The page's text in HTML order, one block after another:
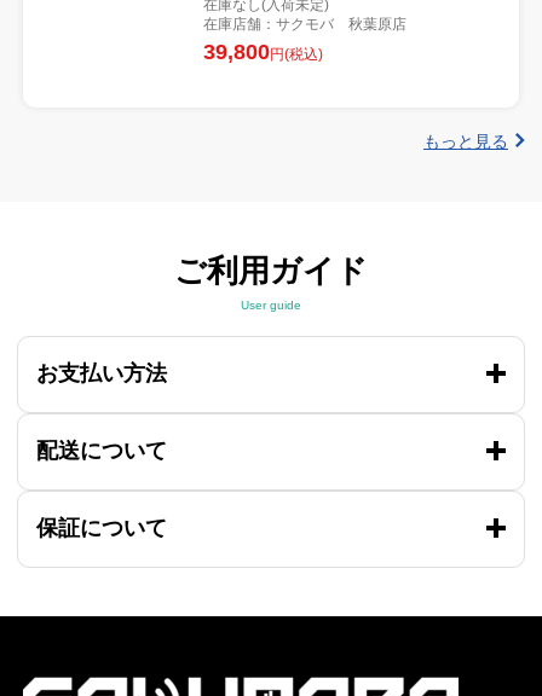
在庫なし(入荷未定)
在庫店舗：サクモバ 秋葉原店
39,800円(税込)
もっと見る
ご利用ガイド
User guide
お支払い方法
配送について
保証について